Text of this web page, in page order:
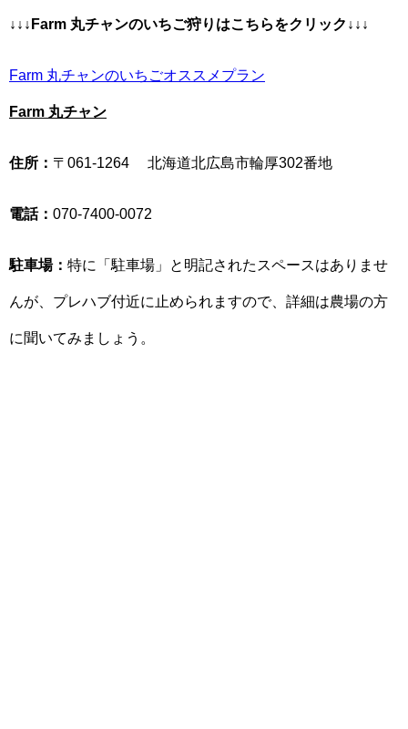
↓↓↓Farm 丸チャンのいちご狩りはこちらをクリック↓↓↓
Farm 丸チャンのいちごオススメプラン
Farm 丸チャン
住所： 〒061-1264 北海道北広島市輪厚302番地
電話： 070-7400-0072
駐車場： 特に「駐車場」と明記されたスペースはありませ
んが、プレハブ付近に止められますので、詳細は農場の方
に聞いてみましょう。